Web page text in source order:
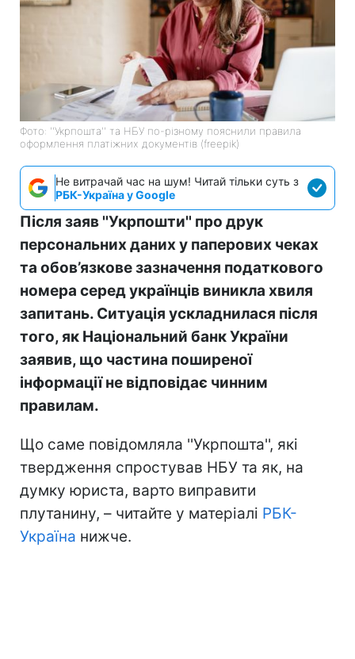
Фото: ''Укрпошта'' та НБУ по-різному пояснили правила
оформлення платіжних документів (freepik)
Не витрачай час на шум! Читай тільки суть з
РБК-Україна у Google
Після заяв ''Укрпошти'' про друк
персональних даних у паперових чеках
та обов’язкове зазначення податкового
номера серед українців виникла хвиля
запитань. Ситуація ускладнилася після
того, як Національний банк України
заявив, що частина поширеної
інформації не відповідає чинним
правилам.
Що саме повідомляла ''Укрпошта'', які
твердження спростував НБУ та як, на
думку юриста, варто виправити
плутанину, – читайте у матеріалі РБК-
Україна нижче.